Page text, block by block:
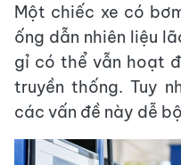
Một chiếc xe có
ống dẫn nhiên liệu
gỉ có thể vẫn hoạt
truyền thống. Tuy
các vấn đề này dễ